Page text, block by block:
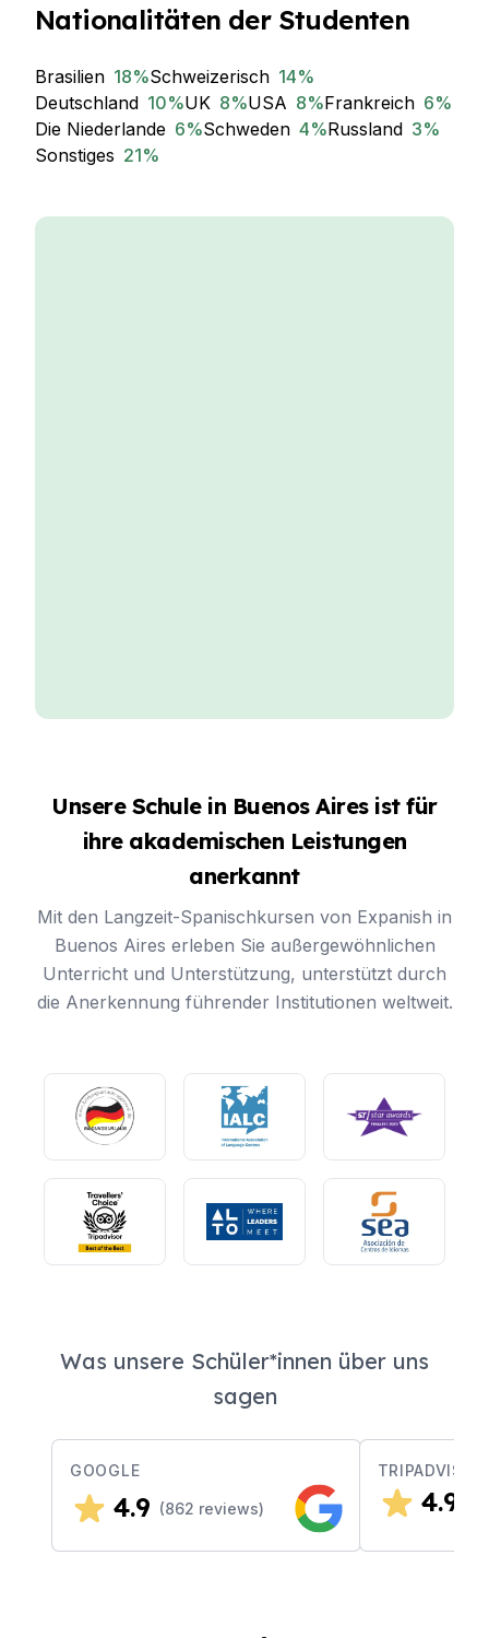
Nationalitäten der Studenten
Brasilien 18%Schweizerisch 14%
Deutschland 10%UK 8%USA 8%Frankreich 6%
Die Niederlande 6%Schweden 4%Russland 3%
Sonstiges 21%
Unsere Schule in Buenos Aires ist für
ihre akademischen Leistungen
anerkannt
Mit den Langzeit-Spanischkursen von Expanish in
Buenos Aires erleben Sie außergewöhnlichen
Unterricht und Unterstützung, unterstützt durch
die Anerkennung führender Institutionen weltweit.
Was unsere Schüler*innen über uns
sagen
GOOGLE
4.9 (862 reviews)
TRIPADVISOR
4.9